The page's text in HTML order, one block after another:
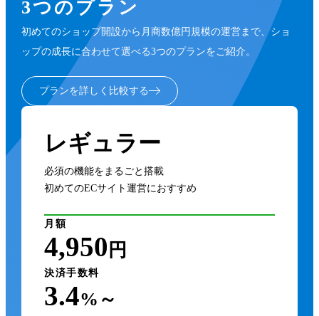
3つのプラン
初めてのショップ開設から月商数億円規模の運営まで、ショ
ップの成長に合わせて選べる3つのプランをご紹介。
プランを詳しく比較する
レギュラー
必須の機能をまるごと搭載
初めてのECサイト運営におすすめ
月額
4,950 円
決済手数料
3.4%～